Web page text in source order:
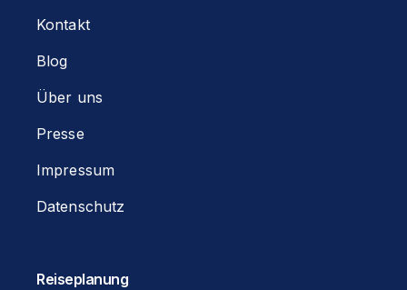
Kontakt
Blog
Über uns
Presse
Impressum
Datenschutz
Reiseplanung